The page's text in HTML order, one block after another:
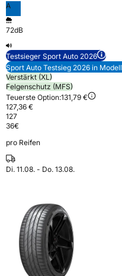
A
72dB
Testsieger Sport Auto 2026
Sport Auto Testsieg 2026 in
Verstärkt (XL)
Felgenschutz (MFS)
Teuerste Option:131,79 €
127,36 €
127
36€
pro Reifen
Di. 11.08. - Do. 13.08.